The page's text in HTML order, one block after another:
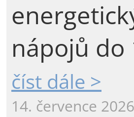
nápojů do
číst dále >
14. července 2026